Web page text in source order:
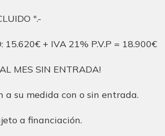
".-
15.620€ + IVA 21% P.V.P = 18.900€
MES SIN ENTRADA!
a su medida con o sin entrada.
a financiación.